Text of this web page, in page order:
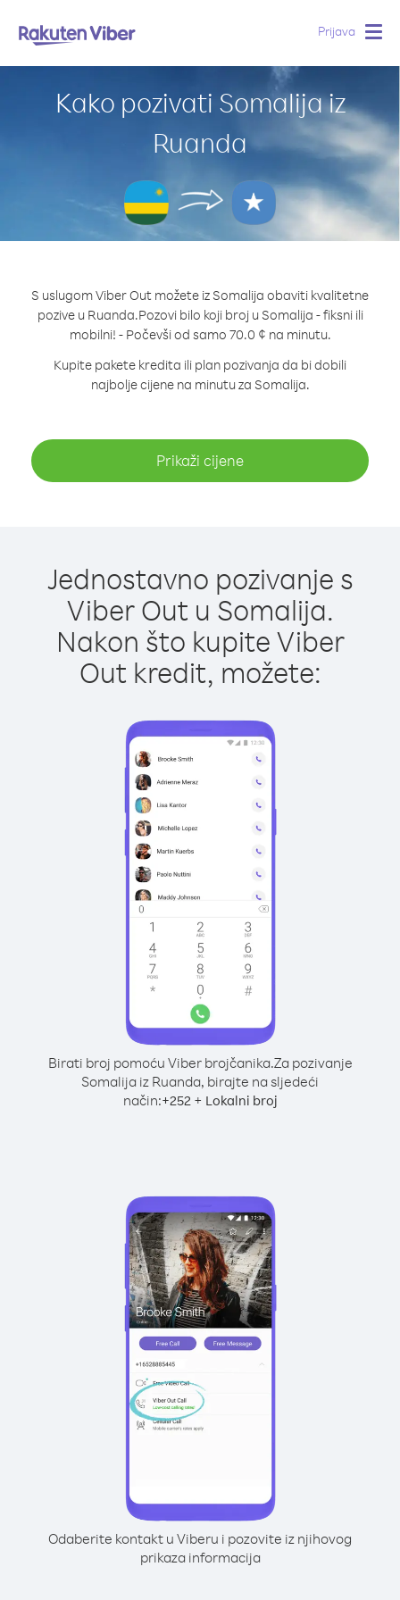
Prijava
Kako pozivati Somalija iz
Ruanda
S uslugom Viber Out možete iz Somalija obaviti kvalitetne
pozive u Ruanda.Pozovi bilo koji broj u Somalija - fiksni ili
mobilni! - Počevši od samo 70.0 ¢ na minutu.
Kupite pakete kredita ili plan pozivanja da bi dobili
najbolje cijene na minutu za Somalija.
Prikaži cijene
Jednostavno pozivanje s
Viber Out u Somalija.
Nakon što kupite Viber
Out kredit, možete:
Birati broj pomoću Viber brojčanika.Za pozivanje
Somalija iz Ruanda, birajte na sljedeći
način:+252+ Lokalni broj
Odaberite kontakt u Viberu i pozovite iz njihovog
prikaza informacija